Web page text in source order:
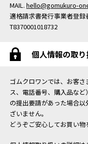
MAIL. hello@gomukuro-
適格請求書発行事業者登録
T8370001018732
個人情報の取り
ゴムクロワンでは、お客
ス、電話番号、購入品な
の提出要請があった場合
ざいません。
どうぞご安心してお買い物